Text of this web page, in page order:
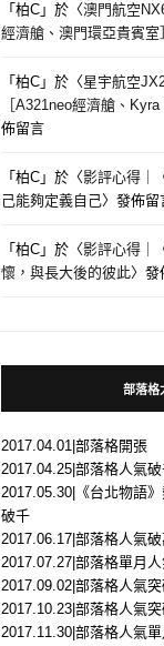
「柏C 」於〈澳門航空
經濟艙、澳門環亞貴賓室
「柏C 」於〈星宇航空
［A321neo經濟艙、
佈留言
「柏C 」於〈影評心得｜
己能夠定義自己〉發佈留
「柏C 」於〈影評心得｜
懷，與長大後的彼此〉發
部落格
2017.04.01|部落格開張
2017.04.25|部落格人氣
2017.05.30|《台北物語
破千
2017.06.17|部落格人氣
2017.07.27|部落格單月
2017.09.02|部落格人氣
2017.10.23|部落格人氣
2017.11.30|部落格人氣